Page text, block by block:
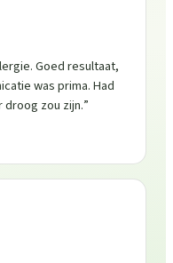
Goed resultaat,
was prima. Had
zou zijn.”